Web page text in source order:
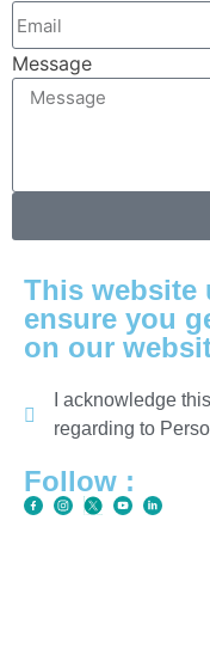
Message
This website
ensure you
on our
I acknowledge
regarding to
Follow :